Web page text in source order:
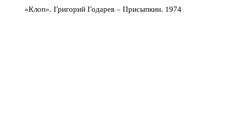
«Клоп». Григорий Годарев – Присыпкин. 1974